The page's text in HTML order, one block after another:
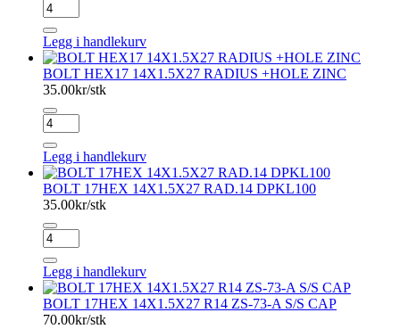
BOLT
HEX17
12X1.5X25
SPH.+HOLE
ZINC-
PL
Legg i handlekurv
BOLT HEX17 14X1.5X27 RADIUS +HOLE ZINC
35.00kr/stk
BOLT
HEX17
14X1.5X27
RADIUS
+HOLE
ZINC
Legg i handlekurv
BOLT 17HEX 14X1.5X27 RAD.14 DPKL100
35.00kr/stk
BOLT
17HEX
14X1.5X27
RAD.14
DPKL100
antall
Legg i handlekurv
BOLT 17HEX 14X1.5X27 R14 ZS-73-A S/S CAP
70.00kr/stk